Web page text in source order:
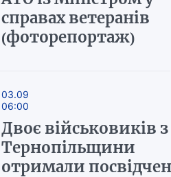
справах ветеранів
(фоторепортаж)
03.09
06:00
Двоє військовиків з
Тернопільщини
отримали